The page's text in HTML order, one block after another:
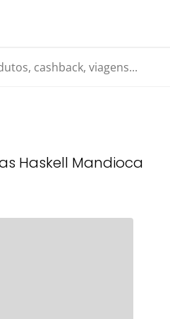
cashback, viagens...
Haskell Mandioca